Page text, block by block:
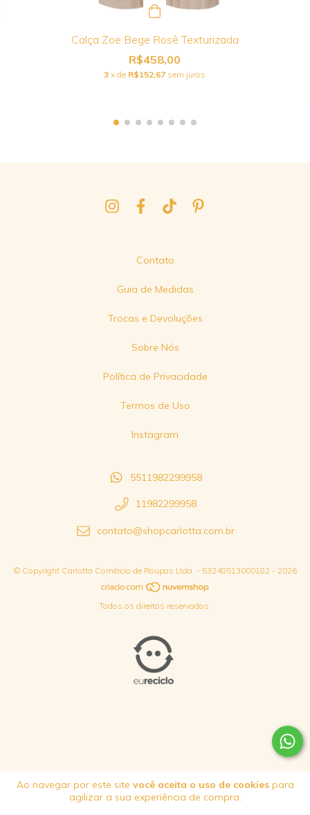
Ao navegar por este site você aceita o uso de cookiespara
agilizar a sua experiência de compra.
Calça Zoe Bege Rosê Texturizada
R$458,00
3 x de R$152,67 sem juros
Contato
Guia de Medidas
Trocas e Devoluções
Sobre Nós
Política de Privacidade
Termos de Uso
Instagram
5511982299958
11982299958
contato@shopcarlotta.com.br
© Copyright Carlotta Comércio de Roupas Ltda. - 53248513000182 - 2026
Todos os direitos reservados.